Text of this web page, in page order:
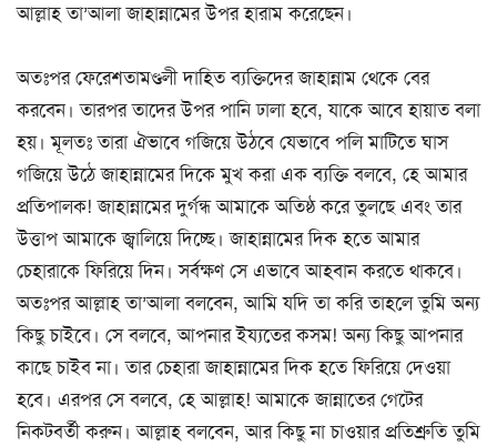
আল্লাহ তা’আলা জাহান্নামের উপর হারাম করেছেন।
অতঃপর ফেরেশতামণ্ডলী দাহিত ব্যক্তিদের জাহান্নাম থেকে বের
করবেন। তারপর তাদের উপর পানি ঢালা হবে, যাকে আবে হায়াত বলা
হয়। মূলতঃ তারা ঐভাবে গজিয়ে উঠবে যেভাবে পলি মাটিতে ঘাস
গজিয়ে উঠে জাহান্নামের দিকে মুখ করা এক ব্যক্তি বলবে, হে আমার
প্রতিপালক! জাহান্নামের দুর্গন্ধ আমাকে অতিষ্ঠ করে তুলছে এবং তার
উত্তাপ আমাকে জ্বালিয়ে দিচ্ছে। জাহান্নামের দিক হতে আমার
চেহারাকে ফিরিয়ে দিন। সর্বক্ষণ সে এভাবে আহবান করতে থাকবে।
অতঃপর আল্লাহ তা’আলা বলবেন, আমি যদি তা করি তাহলে তুমি অন্য
কিছু চাইবে। সে বলবে, আপনার ইয্যতের কসম! অন্য কিছু আপনার
কাছে চাইব না। তার চেহারা জাহান্নামের দিক হতে ফিরিয়ে দেওয়া
হবে। এরপর সে বলবে, হে আল্লাহ! আমাকে জান্নাতের গেটের
নিকটবর্তী করুন। আল্লাহ বলবেন, আর কিছু না চাওয়ার প্রতিশ্রুতি তুমি